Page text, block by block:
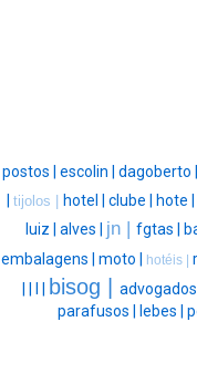
postos | escolin | dagoberto |
tijolos | hotel | clube | hote |
luiz | alves | jn | fgtas |
embalagens | moto | hotéis |
bisog | advogados |
parafusos |
lebes |